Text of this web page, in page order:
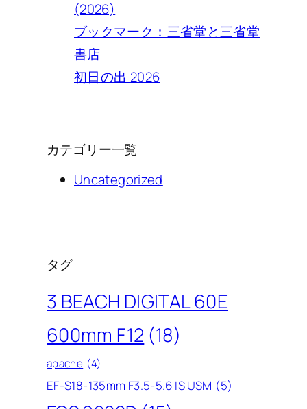
(2026)
ブックマーク：三省堂と三省堂
書店
初日の出 2026
カテゴリー一覧
Uncategorized
タグ
3 BEACH DIGITAL 60E
600mm F12 (18)
apache (4)
EF-S18-135mm F3.5-5.6 IS USM (5)